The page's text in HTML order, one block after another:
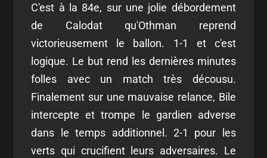
C'est à la 84e, sur une jolie débordement
de Calodat qu'Othman reprend
victorieusement le ballon. 1-1 et c'est
logique. Le but rend les dernières minutes
folles avec un match très décousu.
Finalement sur une mauvaise relance, Bile
intercepte et trompe le gardien adverse
dans le temps additionnel. 2-1 pour les
verts qui crucifient leurs adversaires. Le